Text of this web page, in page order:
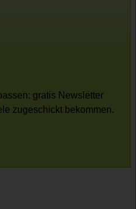
gratis Newsletter
zugeschickt bekommen.